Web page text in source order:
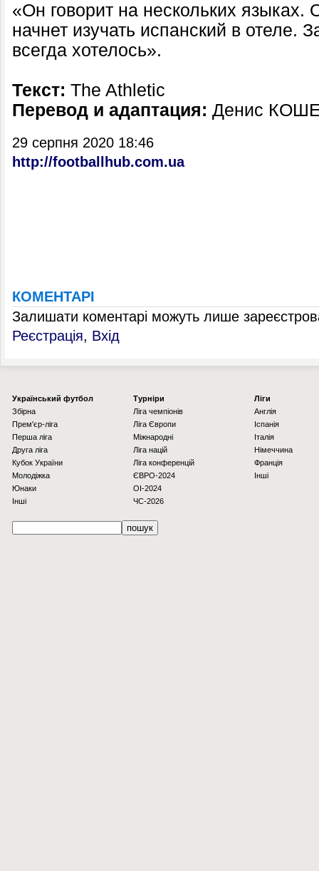
«Он говорит на нескольких языках.
начнет изучать испанский в отеле.
всегда хотелось».
Текст: The Athletic
Перевод и адаптация: Денис
29 серпня 2020 18:46
http://footballhub.com.ua
КОМЕНТАРІ
Залишати коментарі можуть лише
Реєстрація, Вхід
Українcький футбол
Збірна
Прем'єр-ліга
Перша ліга
Друга ліга
Кубок України
Молодіжка
Юнаки
Інші
Турніри
Ліга чемпіонів
Ліга Європи
Міжнародні
Ліга націй
Ліга конференцій
ЄВРО-2024
OI-2024
ЧС-2026
Ліги
Англія
Іспанія
Італія
Німеччина
Франція
Інші